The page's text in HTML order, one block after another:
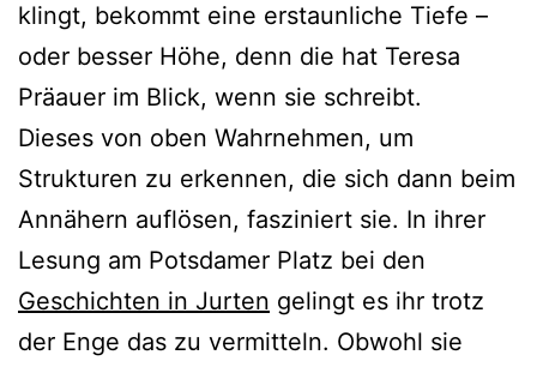
klingt, bekommt eine erstaunliche Tiefe –
oder besser Höhe, denn die hat Teresa
Präauer im Blick, wenn sie schreibt.
Dieses von oben Wahrnehmen, um
Strukturen zu erkennen, die sich dann beim
Annähern auflösen, fasziniert sie. In ihrer
Lesung am Potsdamer Platz bei den
Geschichten in Jurten gelingt es ihr trotz
der Enge das zu vermitteln. Obwohl sie